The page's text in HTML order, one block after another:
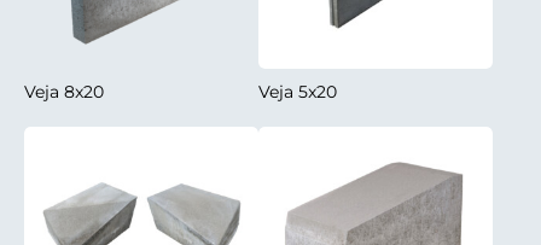
Veja 8x20 Veja 5x20